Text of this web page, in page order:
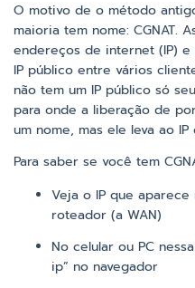
O motivo de o método
maioria tem nome: CGNAT.
endereços de internet (IP)
IP público entre vários
não tem um IP público só
para onde a liberação de
um nome, mas ele leva ao
Para saber se você tem
Veja o IP que
roteador (a WAN)
No celular ou PC
ip” no navegador